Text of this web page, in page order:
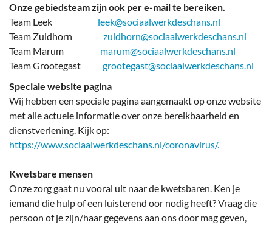
Onze gebiedsteam zijn ook per e-mail te bereiken.
Team Leek leek@sociaalwerkdeschans.nl
Team Zuidhorn zuidhorn@sociaalwerkdeschans.nl
Team Marum marum@sociaalwerkdeschans.nl
Team Grootegast grootegast@sociaalwerkdeschans.nl
Speciale website pagina
Wij hebben een speciale pagina aangemaakt op onze website
met alle actuele informatie over onze bereikbaarheid en
dienstverlening. Kijk op:
https://www.sociaalwerkdeschans.nl/coronavirus/.
Kwetsbare mensen
Onze zorg gaat nu vooral uit naar de kwetsbaren. Ken je
iemand die hulp of een luisterend oor nodig heeft? Vraag die
persoon of je zijn/haar gegevens aan ons door mag geven,